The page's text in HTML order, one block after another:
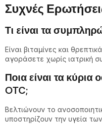
Συχνές
Τι είναι τα
Είναι βιταμίνες και
αγοράσετε χωρίς ιατρική
Ποια είναι τα κύρια
OTC;
Βελτιώνουν το
υποστηρίζουν την υγεία